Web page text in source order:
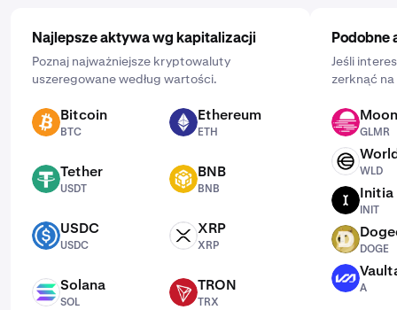
Najlepsze aktywa wg kapitalizacji
Poznaj najważniejsze kryptowaluty
uszeregowane według wartości.
BTC Bitcoin
BTC
ETH Ethereum
ETH
USDT Tether
USDT
BNB BNB
BNB
USDC USDC
USDC
XRP XRP
XRP
SOL Solana
SOL
TRX TRON
TRX
Podobne
Jeśli
zerknąć
GLMR
GLMR
WLD
WLD
Initia
INIT
DOGE
DOGE
A
A